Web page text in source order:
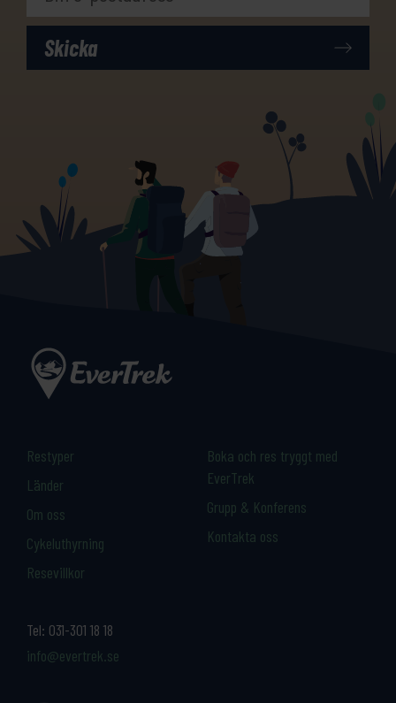
Tel: 031-301 18 18
info@evertrek.se
Restyper
Länder
Om oss
Cykeluthyrning
Resevillkor
Boka och res tryggt med
EverTrek
Grupp & Konferens
Kontakta oss